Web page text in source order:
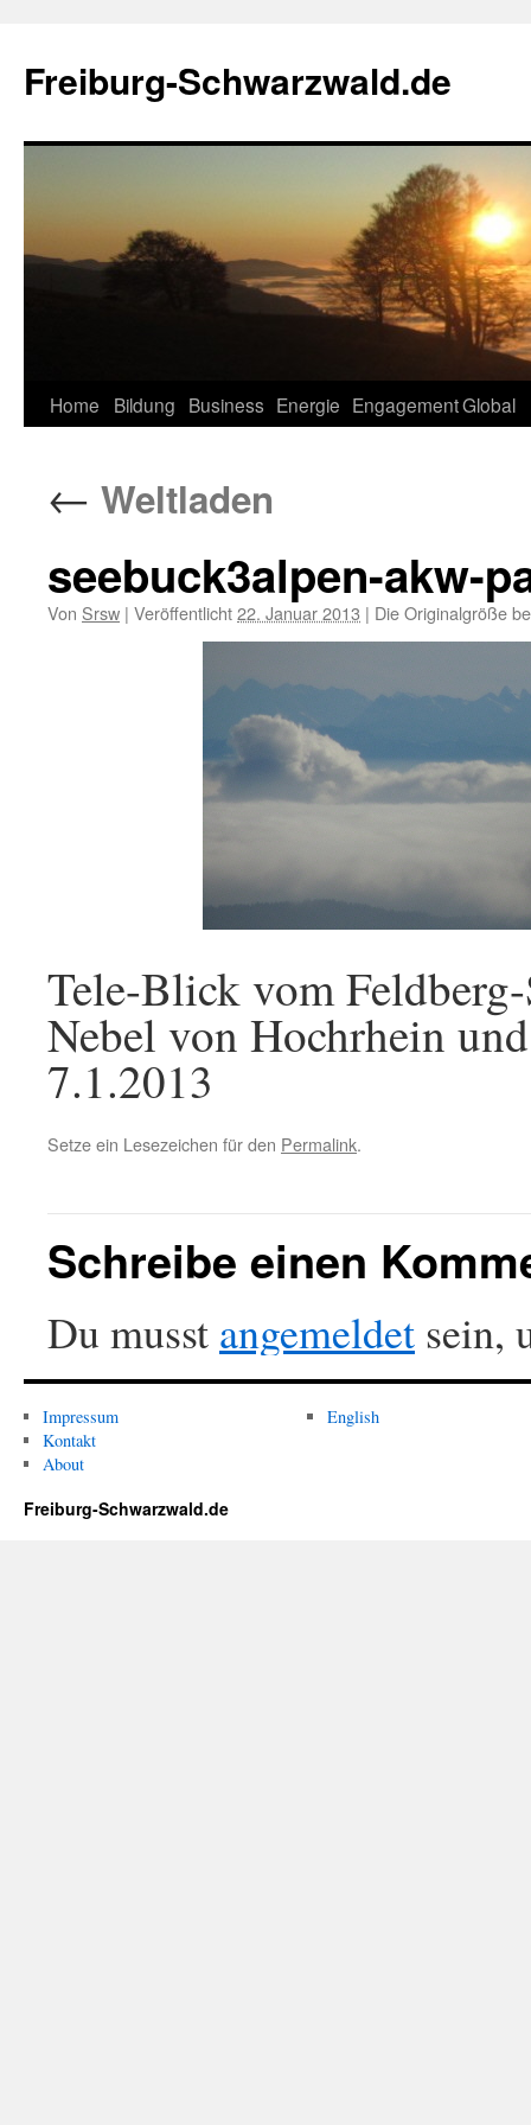
springen
Freiburg-Schwarzwald.de
Home Bildung Business Energie EngagementGlobal
← Weltladen
seebuck3alpen-akw-
Von Srsw | Veröffentlicht22. Januar 2013 | Die Originalgröße
Tele-Blick vom
Nebel von Hochrhein
7.1.2013
Setze ein Lesezeichen für den Permalink.
Schreibe einen
Du musst angemeldet sein,
Impressum
Kontakt
About
English
Freiburg-Schwarzwald.de